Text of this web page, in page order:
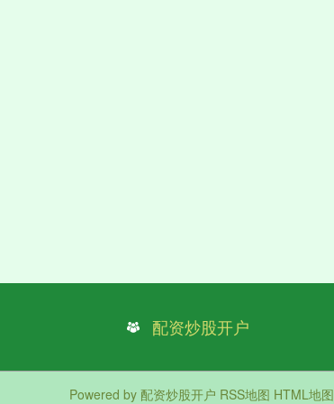
配资炒股开户
Powered by 配资炒股开户 RSS地图 HTML地图